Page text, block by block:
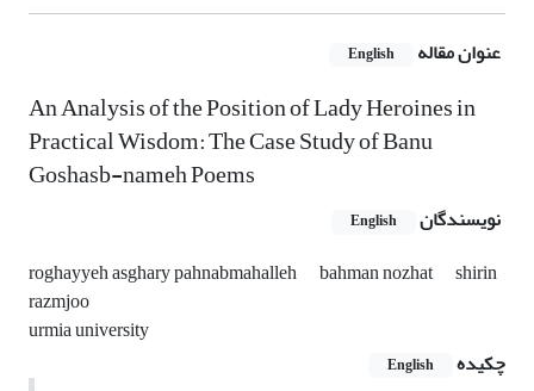
عنوان مقاله English
An Analysis of the Position of Lady Heroines in
Practical Wisdom: The Case Study of Banu
Goshasb-nameh Poems
نویسندگان English
roghayyeh asghary pahnabmahalleh bahman nozhat shirin
razmjoo
urmia university
چکیده
English